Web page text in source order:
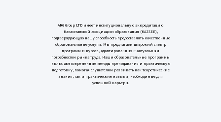
ARG Group LTD имеет институциональную аккредитацию
Казахстанской ассоциации образования (KAZSEE),
подтверждающую нашу способность предоставлять качественные
образовательные услуги. Мы предлагаем широкий спектр
программ и курсов, адаптированных к актуальным
потребностям рынка труда. Наши образовательные программы
включают современные методы преподавания и практическую
подготовку, помогая слушателям развивать как теоретические
знания, так и практические навыки, необходимые для
успешной карьеры.